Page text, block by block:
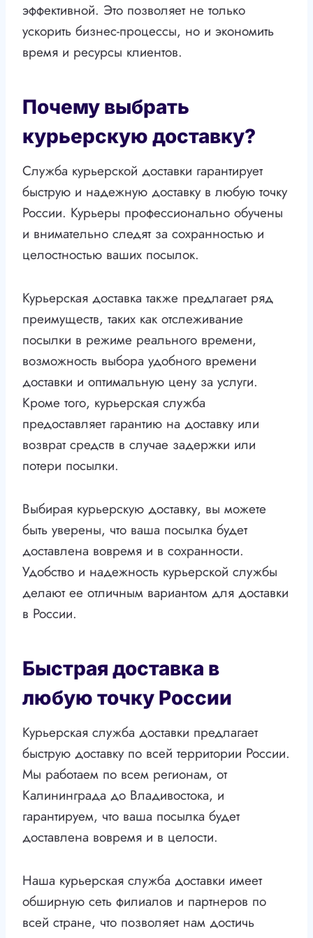
эффективной. Это позволяет не только
ускорить бизнес-процессы, но и экономить
время и ресурсы клиентов.
Почему выбрать
курьерскую доставку?
Служба курьерской доставки гарантирует
быструю и надежную доставку в любую точку
России. Курьеры профессионально обучены
и внимательно следят за сохранностью и
целостностью ваших посылок.
Курьерская доставка также предлагает ряд
преимуществ, таких как отслеживание
посылки в режиме реального времени,
возможность выбора удобного времени
доставки и оптимальную цену за услуги.
Кроме того, курьерская служба
предоставляет гарантию на доставку или
возврат средств в случае задержки или
потери посылки.
Выбирая курьерскую доставку, вы можете
быть уверены, что ваша посылка будет
доставлена вовремя и в сохранности.
Удобство и надежность курьерской службы
делают ее отличным вариантом для доставки
в России.
Быстрая доставка в
любую точку России
Курьерская служба доставки предлагает
быструю доставку по всей территории России.
Мы работаем по всем регионам, от
Калининграда до Владивостока, и
гарантируем, что ваша посылка будет
доставлена вовремя и в целости.
Наша курьерская служба доставки имеет
обширную сеть филиалов и партнеров по
всей стране, что позволяет нам достичь